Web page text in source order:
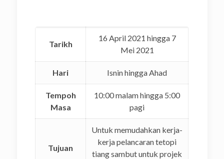
Tarikh
16 April 2021 hingga 7
Mei 2021
Hari Isnin hingga Ahad
Tempoh
Masa
10:00 malam hingga 5:00
pagi
Tujuan
Untuk memudahkan kerja-
kerja pelancaran tetopi
tiang sambut untuk projek